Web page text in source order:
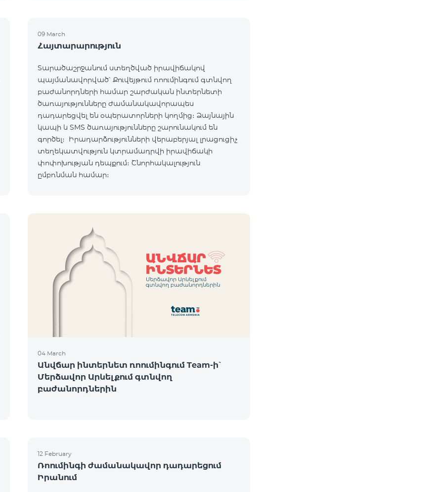
09 March
Հայտարարություն
Տարածաշրջանում ստեղծված իրավիճակով
պայմանավորված՝ Քուվեյթում ռոումինգում գտնվող
բաժանորդների համար շարժական ինտերնետի
ծառայությունները ժամանակավորապես
դադարեցվել են օպերատորների կողմից։ Ձայնային
կապի և SMS ծառայությունները շարունակում են
գործել։ Իրադարձությունների վերաբերյալ լրացուցիչ
տեղեկատվություն կտրամադրվի իրավիճակի
փոփոխության դեպքում։ Շնորհակալություն
ըմբռնման համար։
04 March
Անվճար ինտերնետ ռոումինգում Team-ի՝
Մերձավոր Արևելքում գտնվող
բաժանորդներին
12 February
Ռոումինգի ժամանակավոր դադարեցում
Իրանում